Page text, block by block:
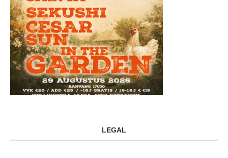
LEGAL